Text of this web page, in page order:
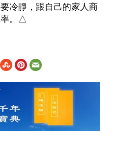
冷靜，跟自己的家人商